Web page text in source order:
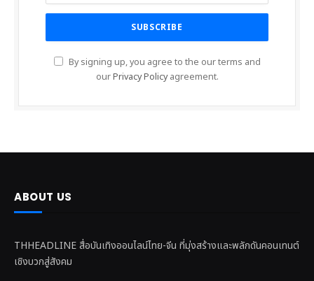
By signing up, you agree to the our terms and
ourPrivacy Policyagreement.
ABOUT US
THHEADLINE สื่อบันเทิงออนไลน์ไทย-จีน ที่มุ่งสร้างและพลักดันคอนเทนต์
เชิงบวกสู่สังคม